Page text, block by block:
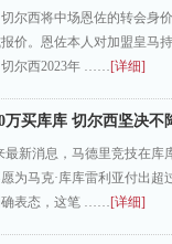
尔西将中场恩佐的转会身
价。恩佐本人对加盟皇马
切尔西2023年 ……[详细]
万买库库 切尔西坚决不
最新消息，马德里竞技在库
为马克·库库雷利亚付出超
确表态，这笔 ……[详细]